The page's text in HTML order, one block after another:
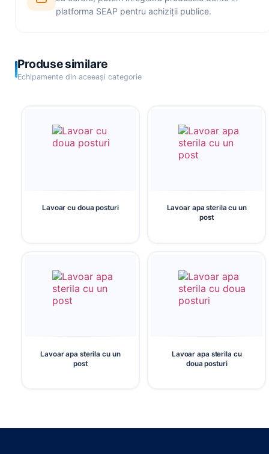
platforma SEAP pentru achiziții publice.
Produse similare
Echipamente din aceeași categorie
Lavoar cu doua posturi
Lavoar apa sterila cu un
post
Lavoar apa sterila cu un
post
Lavoar apa sterila cu
doua posturi